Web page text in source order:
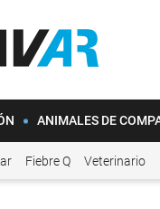
ANIMALES DE
Fiebre Q Veterinario